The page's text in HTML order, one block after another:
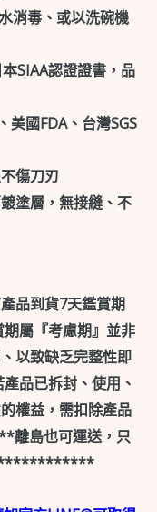
消毒、或以洗碗機
SIAA認證證書，品
美國FDA、台灣SGS
傷刀刃
塗層，無接縫、不
品到貨7天鑑賞期
期屬『考慮期』並非
以致缺乏完整性即
品已拆封、使用、
權益，需扣除產品
離島也可運送，只